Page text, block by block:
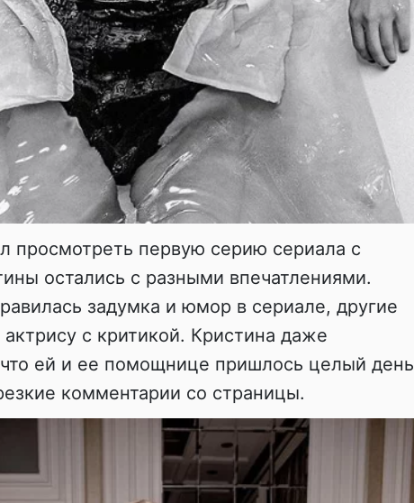
просмотреть первую серию сериала с
остались с разными впечатлениями.
задумка и юмор в сериале, другие
с критикой. Кристина даже
ей и ее помощнице пришлось целый день
комментарии со страницы.